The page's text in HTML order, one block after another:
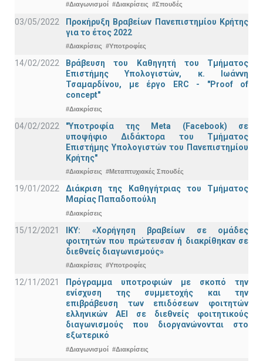
#Διαγωνισμοί #Διακρίσεις #Σπουδές
03/05/2022
Προκήρυξη Βραβείων Πανεπιστημίου Κρήτης
για το έτος 2022
#Διακρίσεις #Υποτροφίες
14/02/2022
Βράβευση του Καθηγητή του Τμήματος
Επιστήμης Υπολογιστών, κ. Ιωάννη
Τσαμαρδίνου, με έργο ERC - "Proof of
concept"
#Διακρίσεις
04/02/2022
"Υποτροφία της Meta (Facebook) σε
υποψήφιο Διδάκτορα του Τμήματος
Επιστήμης Υπολογιστών του Πανεπιστημίου
Κρήτης"
#Διακρίσεις #Μεταπτυχιακές Σπουδές
19/01/2022
Διάκριση της Καθηγήτριας του Τμήματος
Μαρίας Παπαδοπούλη
#Διακρίσεις
15/12/2021
IKY: «Χορήγηση βραβείων σε ομάδες
φοιτητών που πρώτευσαν ή διακρίθηκαν σε
διεθνείς διαγωνισμούς»
#Διακρίσεις #Υποτροφίες
12/11/2021
Πρόγραμμα υποτροφιών με σκοπό την
ενίσχυση της συμμετοχής και την
επιβράβευση των επιδόσεων φοιτητών
ελληνικών ΑΕΙ σε διεθνείς φοιτητικούς
διαγωνισμούς που διοργανώνονται στο
εξωτερικό
#Διαγωνισμοί #Διακρίσεις